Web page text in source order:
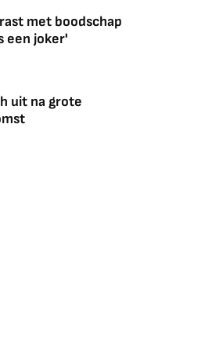
met boodschap
een joker'
uit na grote